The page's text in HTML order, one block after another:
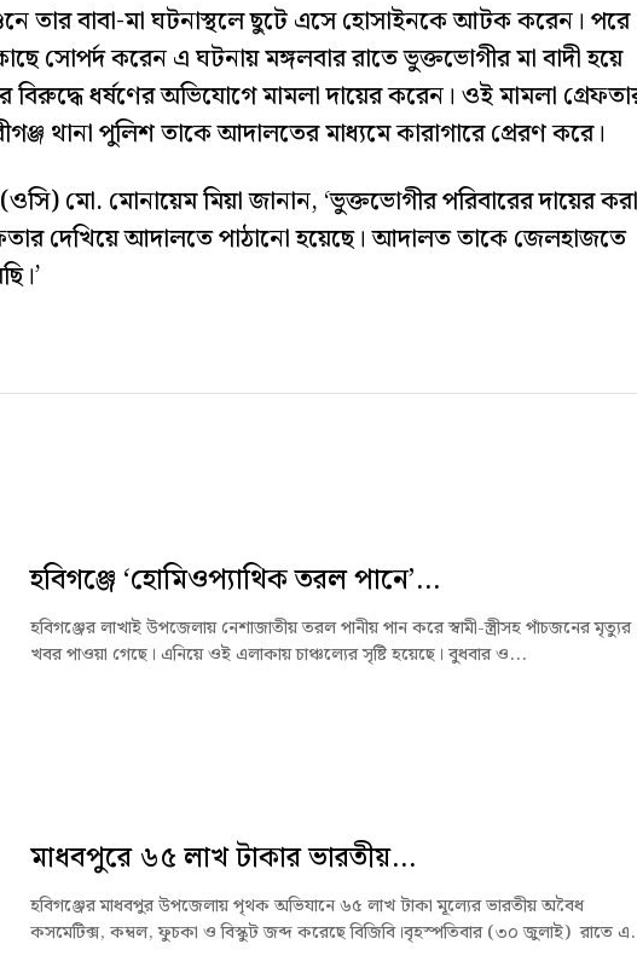
তার বাবা-মা ঘটনাস্থলে ছুটে এসে হোসাইনকে আটক করেন। পরে
সোপর্দ করেন এ ঘটনায় মঙ্গলবার রাতে ভুক্তভোগীর মা বাদী হয়ে
ধর্ষণের অভিযোগে মামলা দায়ের করেন। ওই মামলা
থানা পুলিশ তাকে আদালতের মাধ্যমে কারাগারে প্রেরণ করে।
(ওসি) মো. মোনায়েম মিয়া জানান, ‘ভুক্তভোগীর পরিবারের দায়ের করা
দেখিয়ে আদালতে পাঠানো হয়েছে। আদালত তাকে জেলহাজতে
হবিগঞ্জে ‘হোমিওপ্যাথিক তরল পানে’...
হবিগঞ্জের লাখাই উপজেলায় নেশাজাতীয় তরল পানীয় পান করে স্বামী-স্ত্রীসহ পাঁচজনের মৃত্যুর
খবর পাওয়া গেছে। এনিয়ে ওই এলাকায় চাঞ্চল্যের সৃষ্টি হয়েছে। বুধবার ও...
মাধবপুরে ৬৫ লাখ টাকার ভারতীয়...
হবিগঞ্জের মাধবপুর উপজেলায় পৃথক অভিযানে ৬৫ লাখ টাকা মূল্যের ভারতীয় অবৈধ
কসমেটিক্স, কম্বল, ফুচকা ও বিস্কুট জব্দ করেছে বিজিবি।বৃহস্পতিবার (৩০ জুলাই) রাতে